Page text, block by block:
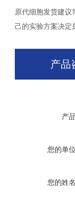
原代细胞发货建
己的实验方案决定
产品
产
您的单位
您的姓名